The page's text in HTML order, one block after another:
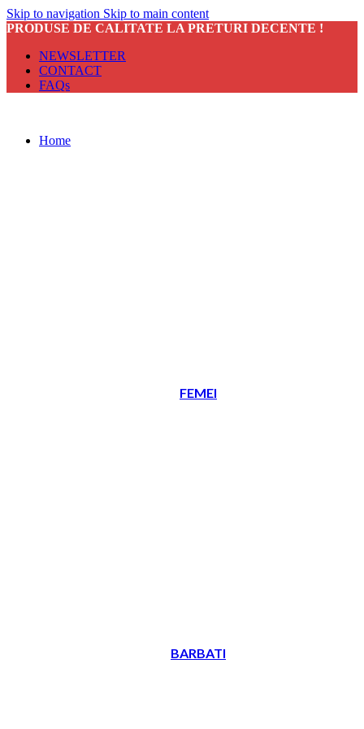
Skip to navigation Skip to main content
PRODUSE DE CALITATE LA PRETURI DECENTE !
NEWSLETTER
CONTACT
FAQs
Home
FEMEI
BARBATI